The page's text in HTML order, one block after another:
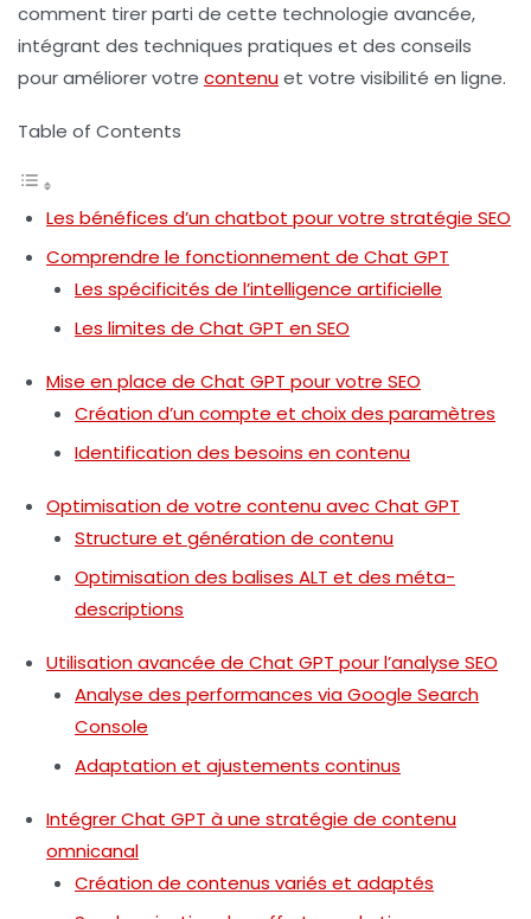
comment tirer parti de cette technologie avancée,
intégrant des techniques pratiques et des conseils
pour améliorer votre contenuet votre visibilité en ligne.
Table of Contents
Les bénéfices d’un chatbot pour votre stratégie SEO
Comprendre le fonctionnement de Chat GPT
Les spécificités de l’intelligence artificielle
Les limites de Chat GPT en SEO
Mise en place de Chat GPT pour votre SEO
Création d’un compte et choix des paramètres
Identification des besoins en contenu
Optimisation de votre contenu avec Chat GPT
Structure et génération de contenu
Optimisation des balises ALT et des méta-
descriptions
Utilisation avancée de Chat GPT pour l’analyse SEO
Analyse des performances via Google Search
Console
Adaptation et ajustements continus
Intégrer Chat GPT à une stratégie de contenu
omnicanal
Création de contenus variés et adaptés